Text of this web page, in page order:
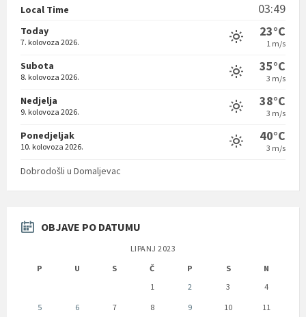
Local Time 03:49
Today
7. kolovoza 2026.
23°C
1 m/s
Subota
8. kolovoza 2026.
35°C
3 m/s
Nedjelja
9. kolovoza 2026.
38°C
3 m/s
Ponedjeljak
10. kolovoza 2026.
40°C
3 m/s
Dobrodošli u Domaljevac
OBJAVE PO DATUMU
LIPANJ 2023
P
U S Č P S
N
1
2 3
4
5
6 7 8 9 10
11